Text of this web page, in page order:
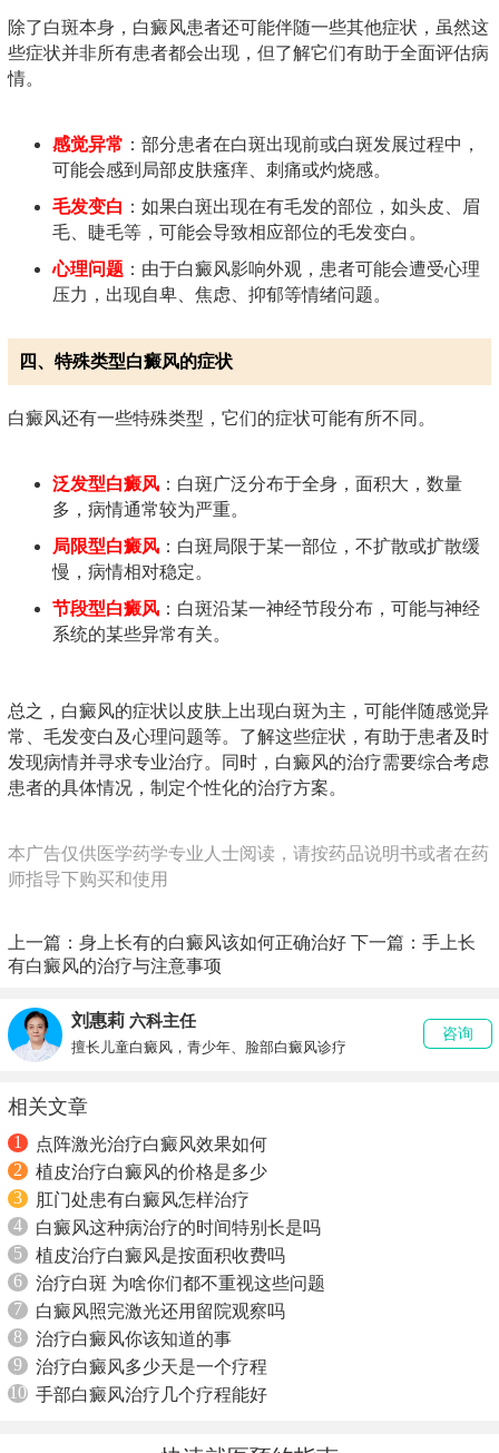
除了白斑本身，白癜风患者还可能伴随一些其他症状，虽然这
些症状并非所有患者都会出现，但了解它们有助于全面评估病
情。
感觉异常 ：部分患者在白斑出现前或白斑发展过程中，
可能会感到局部皮肤瘙痒、刺痛或灼烧感。
毛发变白 ：如果白斑出现在有毛发的部位，如头皮、眉
毛、睫毛等，可能会导致相应部位的毛发变白。
心理问题 ：由于白癜风影响外观，患者可能会遭受心理
压力，出现自卑、焦虑、抑郁等情绪问题。
四、特殊类型白癜风的症状
白癜风还有一些特殊类型，它们的症状可能有所不同。
泛发型白癜风 ：白斑广泛分布于全身，面积大，数量
多，病情通常较为严重。
局限型白癜风 ：白斑局限于某一部位，不扩散或扩散缓
慢，病情相对稳定。
节段型白癜风 ：白斑沿某一神经节段分布，可能与神经
系统的某些异常有关。
总之，白癜风的症状以皮肤上出现白斑为主，可能伴随感觉异
常、毛发变白及心理问题等。了解这些症状，有助于患者及时
发现病情并寻求专业治疗。同时，白癜风的治疗需要综合考虑
患者的具体情况，制定个性化的治疗方案。
本广告仅供医学药学专业人士阅读，请按药品说明书或者在药
师指导下购买和使用
上一篇： 身上长有的白癜风该如何正确治好 下一篇： 手上长
有白癜风的治疗与注意事项
刘惠莉 六科主任
擅长儿童白癜风，青少年、脸部白癜风诊疗
咨询
相关文章
1
点阵激光治疗白癜风效果如何
2
植皮治疗白癜风的价格是多少
3
肛门处患有白癜风怎样治疗
4
白癜风这种病治疗的时间特别长是吗
5
植皮治疗白癜风是按面积收费吗
6
治疗白斑 为啥你们都不重视这些问题
7
白癜风照完激光还用留院观察吗
8
治疗白癜风你该知道的事
9
治疗白癜风多少天是一个疗程
10 手部白癜风治疗几个疗程能好